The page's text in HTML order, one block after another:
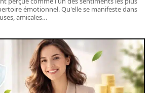
émotionnel. Qu'elle se manifeste dans
amicales…